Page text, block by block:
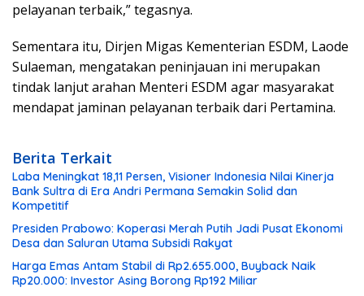
pelayanan terbaik,” tegasnya.
Sementara itu, Dirjen Migas Kementerian ESDM, Laode
Sulaeman, mengatakan peninjauan ini merupakan
tindak lanjut arahan Menteri ESDM agar masyarakat
mendapat jaminan pelayanan terbaik dari Pertamina.
Berita Terkait
Laba Meningkat 18,11 Persen, Visioner Indonesia Nilai Kinerja
Bank Sultra di Era Andri Permana Semakin Solid dan
Kompetitif
Presiden Prabowo: Koperasi Merah Putih Jadi Pusat Ekonomi
Desa dan Saluran Utama Subsidi Rakyat
Harga Emas Antam Stabil di Rp2.655.000, Buyback Naik
Rp20.000: Investor Asing Borong Rp192 Miliar